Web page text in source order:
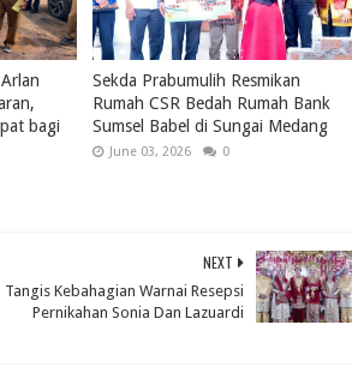
bagi
Sekda Prabumulih Resmikan
Rumah CSR Bedah Rumah Bank
Sumsel Babel di Sungai Medang
June 03, 2026 0
NEXT
Tangis Kebahagian Warnai Resepsi
Pernikahan Sonia Dan Lazuardi